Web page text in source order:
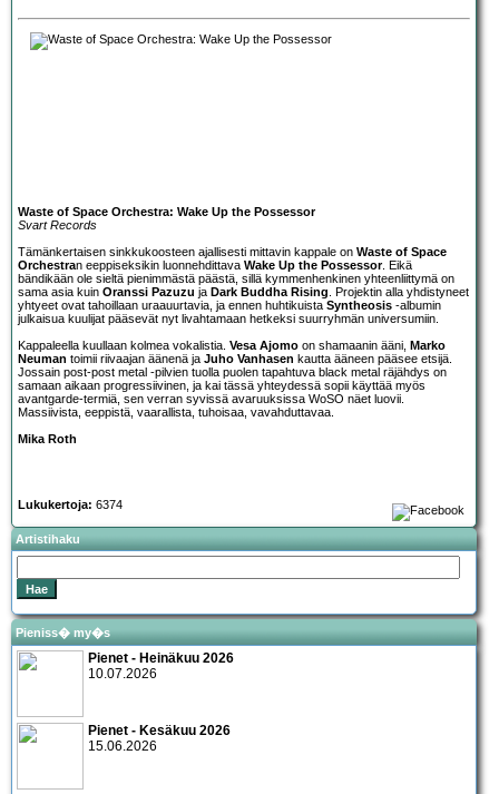
Waste of Space Orchestra: Wake Up the Possessor
Svart Records
Tämänkertaisen sinkkukoosteen ajallisesti mittavin kappale on Waste of Space
Orchestran eeppiseksikin luonnehdittava Wake Up the Possessor. Eikä
bändikään ole sieltä pienimmästä päästä, sillä kymmenhenkinen yhteenliittymä on
sama asia kuin Oranssi Pazuzu ja Dark Buddha Rising . Projektin alla yhdistyneet
yhtyeet ovat tahoillaan uraauurtavia, ja ennen huhtikuista Syntheosis -albumin
julkaisua kuulijat pääsevät nyt livahtamaan hetkeksi suurryhmän universumiin.
Kappaleella kuullaan kolmea vokalistia. Vesa Ajomo on shamaanin ääni, Marko
Neuman toimii riivaajan äänenä ja Juho Vanhasen kautta ääneen pääsee etsijä.
Jossain post-post metal -pilvien tuolla puolen tapahtuva black metal räjähdys on
samaan aikaan progressiivinen, ja kai tässä yhteydessä sopii käyttää myös
avantgarde-termiä, sen verran syvissä avaruuksissa WoSO näet luovii.
Massiivista, eeppistä, vaarallista, tuhoisaa, vavahduttavaa.
Mika Roth
Lukukertoja: 6374
Artistihaku
Pieniss� my�s
Pienet - Heinäkuu 2026
10.07.2026
Pienet - Kesäkuu 2026
15.06.2026